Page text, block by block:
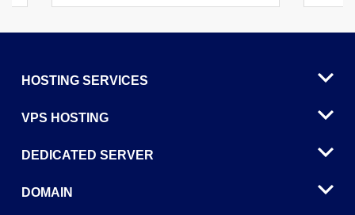
HOSTING SERVICES
VPS HOSTING
DEDICATED SERVER
DOMAIN